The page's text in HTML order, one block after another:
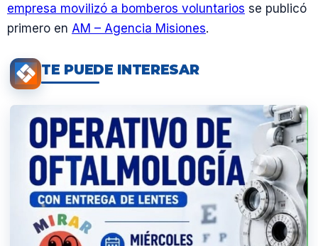
empresa movilizó a bomberos voluntarios se publicó
primero en AM – Agencia Misiones.
TE PUEDE INTERESAR